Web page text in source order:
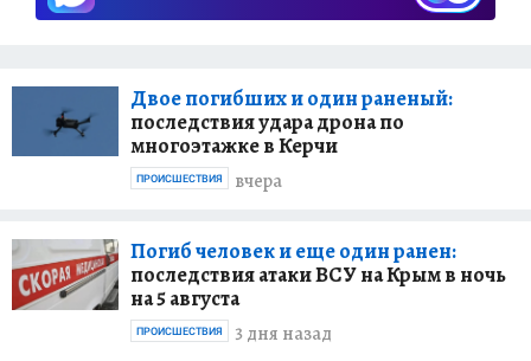
Двое погибших и один раненый:
последствия удара дрона по
многоэтажке в Керчи
вчера
ПРОИСШЕСТВИЯ
Погиб человек и еще один ранен:
последствия атаки ВСУ на Крым в ночь
на 5 августа
3 дня назад
ПРОИСШЕСТВИЯ